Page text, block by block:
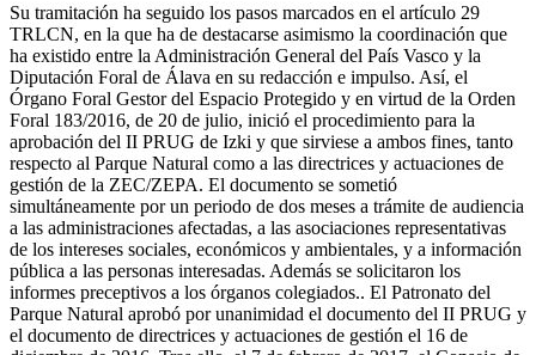
Su tramitación ha seguido los pasos marcados en el artículo 29
TRLCN, en la que ha de destacarse asimismo la coordinación que
ha existido entre la Administración General del País Vasco y la
Diputación Foral de Álava en su redacción e impulso. Así, el
Órgano Foral Gestor del Espacio Protegido y en virtud de la Orden
Foral 183/2016, de 20 de julio, inició el procedimiento para la
aprobación del II PRUG de Izki y que sirviese a ambos fines, tanto
respecto al Parque Natural como a las directrices y actuaciones de
gestión de la ZEC/ZEPA. El documento se sometió
simultáneamente por un periodo de dos meses a trámite de audiencia
a las administraciones afectadas, a las asociaciones representativas
de los intereses sociales, económicos y ambientales, y a información
pública a las personas interesadas. Además se solicitaron los
informes preceptivos a los órganos colegiados.. El Patronato del
Parque Natural aprobó por unanimidad el documento del II PRUG y
el documento de directrices y actuaciones de gestión el 16 de